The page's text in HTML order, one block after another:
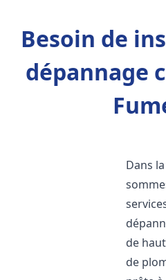
Besoin de
dépannage
Dans
de
de